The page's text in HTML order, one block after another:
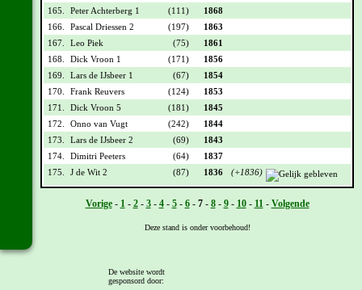
165.
Peter Achterberg 1 (111)
1868
166.
Pascal Driessen 2 (197)
1863
167.
Leo Piek (75)
1861
168.
Dick Vroon 1 (171)
1856
169.
Lars de IJsbeer 1 (67)
1854
170.
Frank Reuvers (124)
1853
171.
Dick Vroon 5 (181)
1845
172.
Onno van Vugt (242)
1844
173.
Lars de IJsbeer 2 (69)
1843
174.
Dimitri Peeters (64)
1837
175.
J de Wit 2 (87) 1836 (+1836)
Vorige- 1 - 2- 3- 4- 5- 6- 7- 8- 9- 10- 11 - Volgende
Deze stand is onder voorbehoud!
De website wordt
gesponsord door: